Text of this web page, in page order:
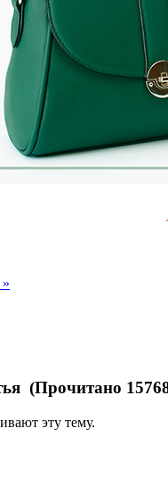
(Прочитано
эту тему.